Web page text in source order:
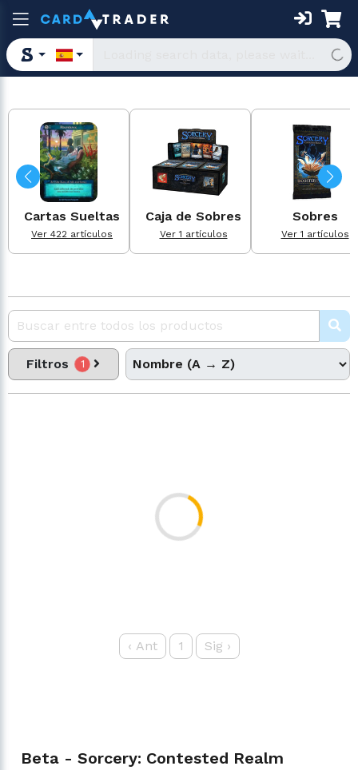
Cartas Sueltas
Ver 422 artículos
Caja de Sobres
Ver 1 artículos
Sobres
Ver 1 artículos
Filtros 1
‹ Ant 1 Sig ›
Beta - Sorcery: Contested Realm